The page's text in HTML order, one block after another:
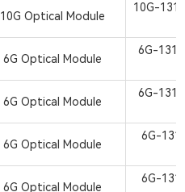
10G Optical Module
10G-
6G Optical Module
6G-
6G Optical Module
6G-
6G Optical Module
6G-
6G Optical Module
6G-